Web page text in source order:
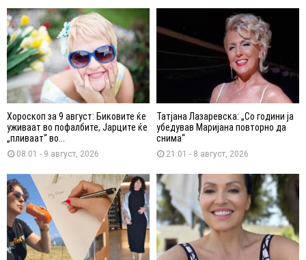
Хороскоп за 9 август: Биковите ќе
уживаат во пофалбите, Јарците ќе
„пливаат“ во...
08:01 - 9 август, 2026
Татјана Лазаревска: „Со години ја
убедував Маријана повторно да
снима“
21:01 - 8 август, 2026